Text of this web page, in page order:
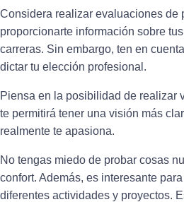
Considera realizar evaluaciones de
proporcionarte información sobre
carreras. Sin embargo, ten en
dictar tu elección profesional.
Piensa en la posibilidad de realizar
te permitirá tener una visión más
realmente te apasiona.
No tengas miedo de probar cosas
confort. Además, es interesante
diferentes actividades y proyectos.